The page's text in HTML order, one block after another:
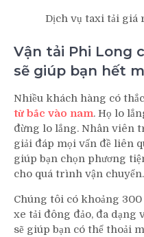
Dịch vụ taxi tải giá
Vận tải Phi Long
sẽ giúp bạn hết
Nhiều khách hàng có
từ bắc vào nam. Họ lo
đừng lo lắng. Nhân viên
giải đáp mọi vấn đề liên
giúp bạn chọn phương
cho quá trình vận chuyển.
Chúng tôi có khoảng
xe tải đông đảo, đa dạng
sẽ giúp bạn có thể thoải